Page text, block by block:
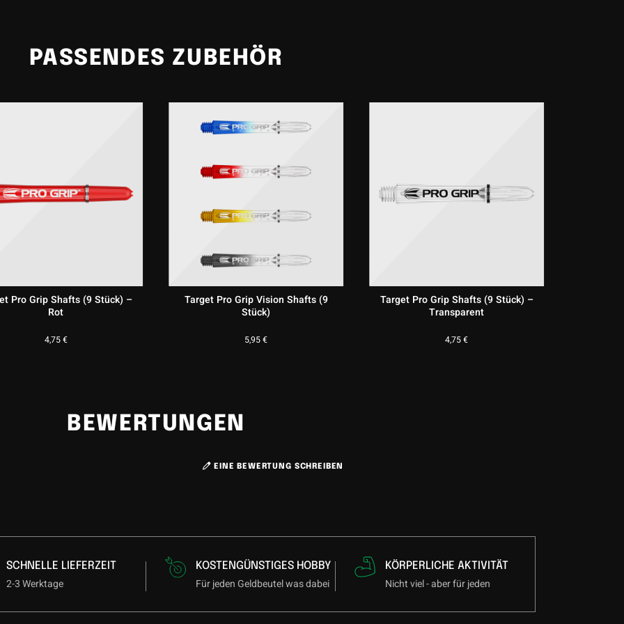
PASSENDES ZUBEHÖR
Pro Grip Shafts (9 Stück) –
Rot
4,75€
Target Pro Grip Vision Shafts (9
Stück)
5,95€
Target Pro Grip Shafts (9 Stück) –
Transparent
4,75€
BEWERTUNGEN
EINE BEWERTUNG SCHREIBEN
SCHNELLE LIEFERZEIT
2-3 Werktage
KOSTENGÜNSTIGES HOBBY
Für jeden Geldbeutel was dabei
KÖRPERLICHE AKTIVITÄT
Nicht viel - aber für jeden